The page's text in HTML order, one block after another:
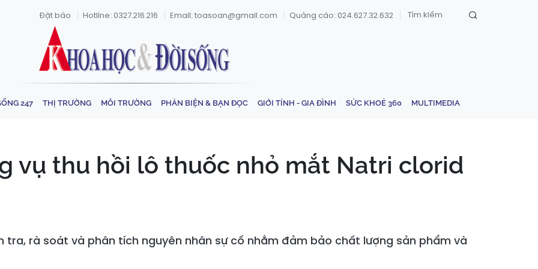
Đặt báo Hotline: 0327.216.216 Email: toasoan@gmail.com Quảng cáo: 024.627.32.632
247 THỊ TRƯỜNG MÔI TRƯỜNG PHẢN BIỆN & BẠN ĐỌC GIỚI TÍNH - GIA ĐÌNH SỨC KHOẺ 360 MULTIMEDIA
vụ thu hồi lô thuốc nhỏ mắt Natri clorid
rà soát và phân tích nguyên nhân sự cố nhằm đảm bảo chất lượng sản phẩm và